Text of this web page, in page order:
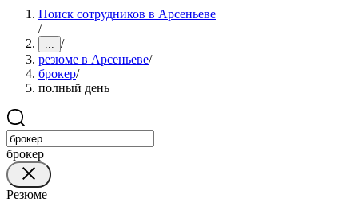
Поиск сотрудников в Арсеньеве
/
... /
резюме в Арсеньеве/
брокер/
полный день
брокер
Резюме